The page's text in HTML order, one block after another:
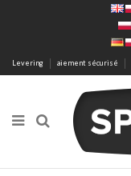
Levering aiement sécurisé